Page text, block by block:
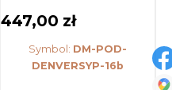
447,00 zł
Symbol: DM-POD-
DENVERSYP-16b